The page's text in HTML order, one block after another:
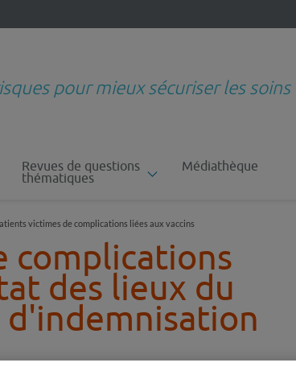
pour mieux sécuriser les soins
Revues de questions
thématiques
Médiathèque
victimes de complications liées aux vaccins
complications
des lieux du